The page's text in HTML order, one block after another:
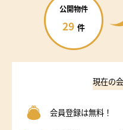
公開物件
29 件
現在の
会員登録は無料！